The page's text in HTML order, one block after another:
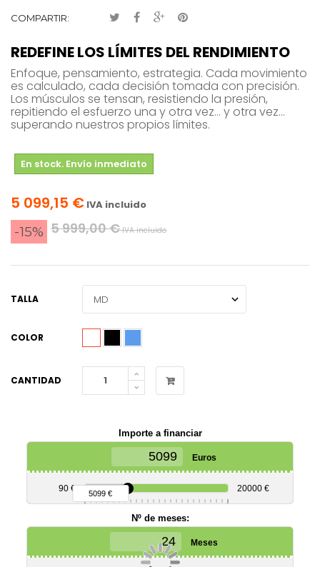
COMPARTIR:
REDEFINE LOS LÍMITES DEL RENDIMIENTO
Enfoque, pensamiento, estrategia. Cada movimiento
es calculado, cada decisión tomada con precisión.
Los músculos se tensan, resistiendo la presión,
repitiendo el esfuerzo una y otra vez… y otra vez…
superando nuestros propios límites.
En stock. Envío inmediato
5 099,15 € IVA incluido
-15% 5 999,00 €IVA incluido
TALLA
COLOR
CANTIDAD
Importe a financiar
Euros
90 € 5099 € 20000 €
Nº de meses:
Meses